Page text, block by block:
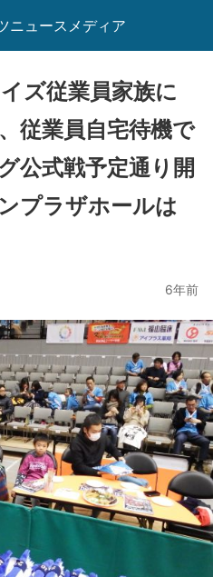
ニュースメディア
ズ従業員家族に
従業員自宅待機で
公式戦予定通り開
プラザホールは
6年前